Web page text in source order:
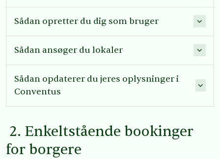
Sådan opretter du dig som bruger
Sådan ansøger du lokaler
Sådan opdaterer du jeres oplysninger i
Conventus
2. Enkeltstående bookinger
for borgere